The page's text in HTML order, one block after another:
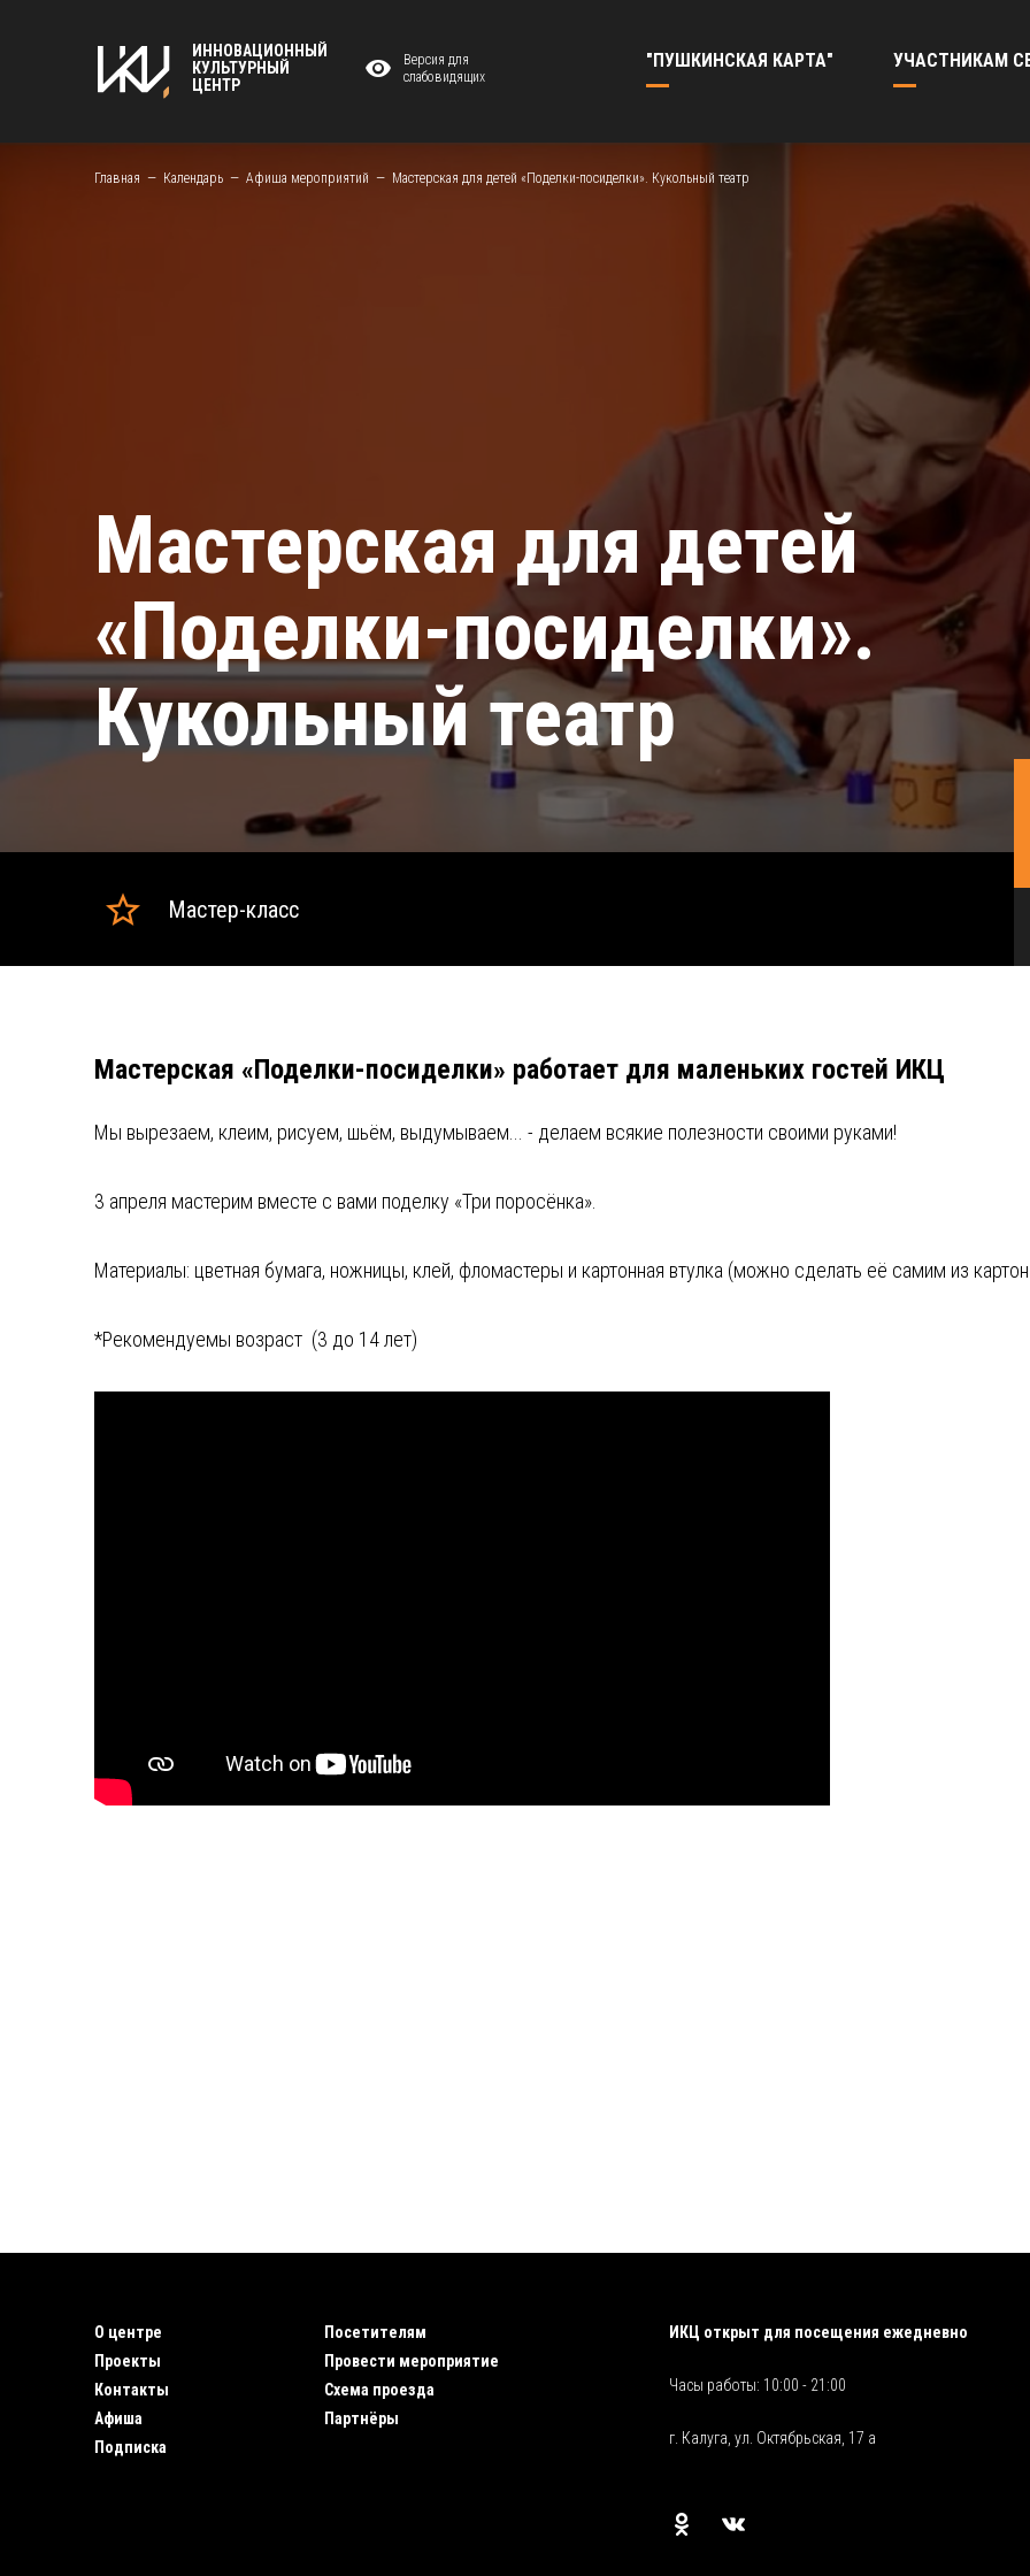
ИННОВАЦИОННЫЙ
КУЛЬТУРНЫЙ
ЦЕНТР
Версия для
слабовидящих
"ПУШКИНСКАЯ КАРТА" УЧАСТНИКАМ
Главная Календарь Афиша мероприятий Мастерская для детей «Поделки-посиделки». Кукольный театр
Мастерская для детей
«Поделки-посиделки».
Кукольный театр
Мастер-класс
Мастерская «Поделки-посиделки» работает для маленьких гостей ИКЦ
Мы вырезаем, клеим, рисуем, шьём, выдумываем... - делаем всякие полезности своими руками!
3 апреля мастерим вместе с вами поделку «Три поросёнка».
Материалы: цветная бумага, ножницы, клей, фломастеры и картонная втулка (можно сделать её самим из
*Рекомендуемы возраст (3 до 14 лет)
О центре
Проекты
Контакты
Афиша
Подписка
Посетителям
Провести мероприятие
Схема проезда
Партнёры
ИКЦ открыт для посещения ежедневно
Часы работы: 10:00 - 21:00
г. Калуга, ул. Октябрьская, 17 а